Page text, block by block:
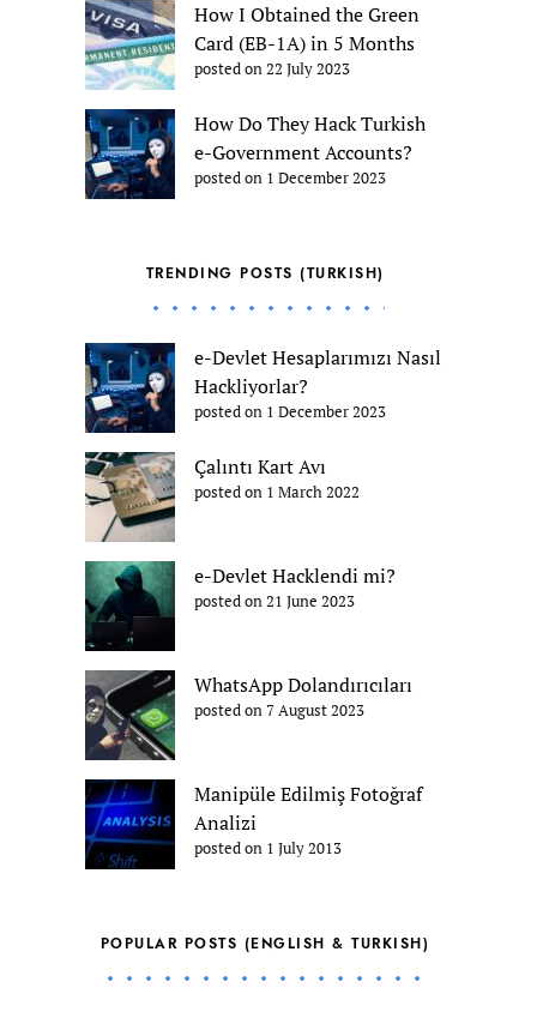
How I Obtained the Green
Card (EB-1A) in 5 Months
posted on 22 July 2023
How Do They Hack Turkish
e-Government Accounts?
posted on 1 December 2023
TRENDING POSTS (TURKISH)
e-Devlet Hesaplarımızı Nasıl
Hackliyorlar?
posted on 1 December 2023
Çalıntı Kart Avı
posted on 1 March 2022
e-Devlet Hacklendi mi?
posted on 21 June 2023
WhatsApp Dolandırıcıları
posted on 7 August 2023
Manipüle Edilmiş Fotoğraf
Analizi
posted on 1 July 2013
POPULAR POSTS (ENGLISH & TURKISH)